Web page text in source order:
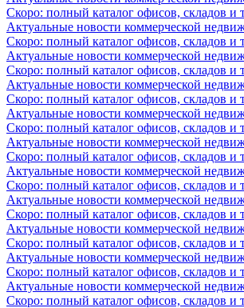
Скоро: полный каталог офисов, складов и
Актуальные новости коммерческой
Скоро: полный каталог офисов, складов и
Актуальные новости коммерческой
Скоро: полный каталог офисов, складов и
Актуальные новости коммерческой
Скоро: полный каталог офисов, складов и
Актуальные новости коммерческой
Скоро: полный каталог офисов, складов и
Актуальные новости коммерческой
Скоро: полный каталог офисов, складов и
Актуальные новости коммерческой
Скоро: полный каталог офисов, складов и
Актуальные новости коммерческой
Скоро: полный каталог офисов, складов и
Актуальные новости коммерческой
Скоро: полный каталог офисов, складов и
Актуальные новости коммерческой
Скоро: полный каталог офисов, складов и
Актуальные новости коммерческой
Скоро: полный каталог офисов, складов и